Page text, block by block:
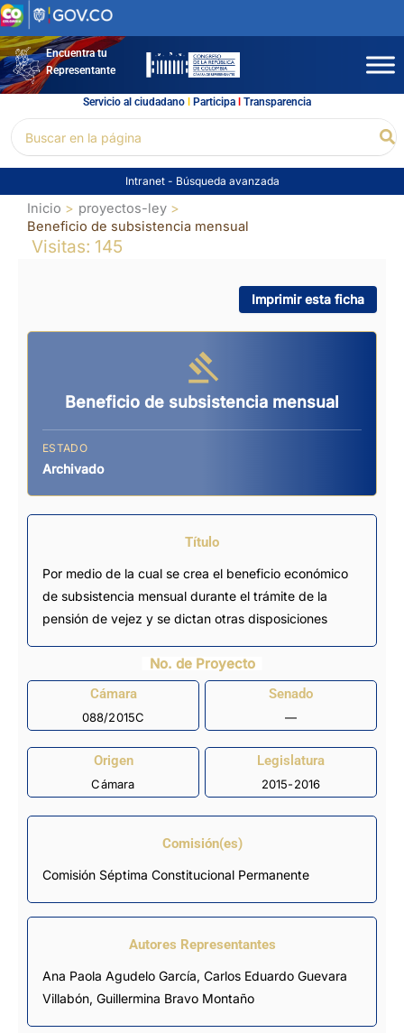
Ir
al
contenidoEncuentra tu
Representante
Servicio al ciudadano l Participal Transparencia
por:
Intranet - Búsqueda avanzada
Inicio
proyectos-ley
Beneficio de subsistencia mensual
Visitas: 145
Imprimir esta ficha
Beneficio de subsistencia mensual
ESTADO
Archivado
Título
Por medio de la cual se crea el beneficio económico
de subsistencia mensual durante el trámite de la
pensión de vejez y se dictan otras disposiciones
No. de Proyecto
Cámara
088/2015C
Senado
—
Origen
Cámara
Legislatura
2015-2016
Comisión(es)
Comisión Séptima Constitucional Permanente
Autores Representantes
Ana Paola Agudelo García, Carlos Eduardo Guevara
Villabón, Guillermina Bravo Montaño